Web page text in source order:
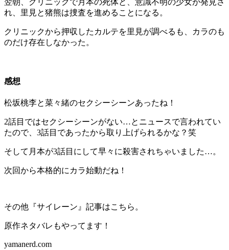
れ、里見と猪熊は捜査を進めることになる。
クリニックから押収したカルテを里見が調べるも、カラのも
のだけ存在しなかった。
感想
松坂桃李と菜々緒のセクシーシーンあったね！
2話目ではセクシーシーンがない…とニュースで言われてい
たので、3話目であったから取り上げられるかな？笑
そして月本が3話目にして早々に殺害されちゃいました…。
次回から本格的にカラ始動だね！
その他『サイレーン』記事はこちら。
原作ネタバレもやってます！
yamanerd.com